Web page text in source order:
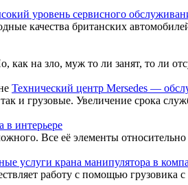
уровень сервисного
качества британских
на зло, муж то ли занят, то ли
Технический центр Mersedes —
и грузовые. Увеличение срока
в интерьере
Все её элементы
услуги крана манипулятора в
работу с помощью грузовика